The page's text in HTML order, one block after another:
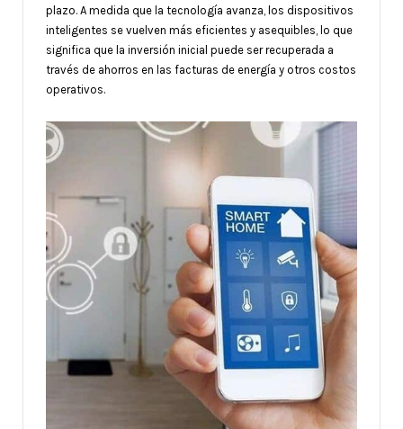
plazo. A medida que la tecnología avanza, los dispositivos
inteligentes se vuelven más eficientes y asequibles, lo que
significa que la inversión inicial puede ser recuperada a
través de ahorros en las facturas de energía y otros costos
operativos.